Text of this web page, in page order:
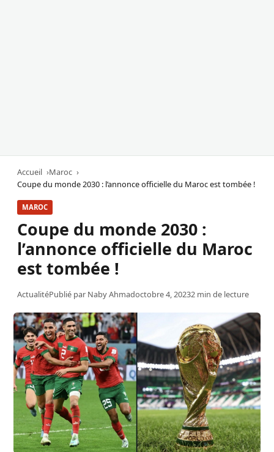
Accueil
Maroc
Coupe du monde 2030 : l’annonce officielle du Maroc est tombée !
MAROC
Coupe du monde 2030 :
l’annonce officielle du Maroc
est tombée !
ActualitéPublié par Naby Ahmadoctobre 4, 20232 min de lecture